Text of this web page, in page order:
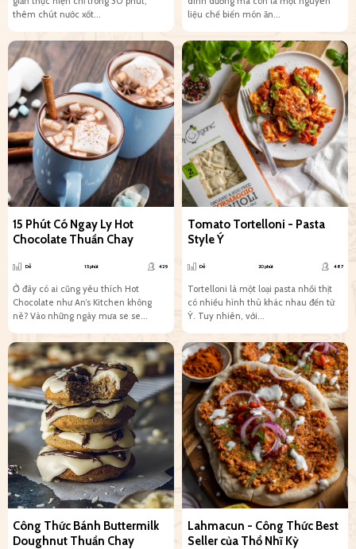
thêm chút nước xốt...
liệu chế biến món ăn...
15 Phút Có Ngay Ly Hot
Chocolate Thuần Chay
Dễ 15 phút 429
Ở đây có ai cũng yêu thích Hot
Chocolate như An’s Kitchen không
nè? Vào những ngày mưa se se...
Tomato Tortelloni - Pasta
Style Ý
Dễ 20 phút 487
Tortelloni là một loại pasta nhồi thịt
có nhiều hình thù khác nhau đến từ
Ý. Tuy nhiên, với...
Công Thức Bánh Buttermilk
Doughnut Thuần Chay
Lahmacun - Công Thức Best
Seller của Thổ Nhĩ Kỳ